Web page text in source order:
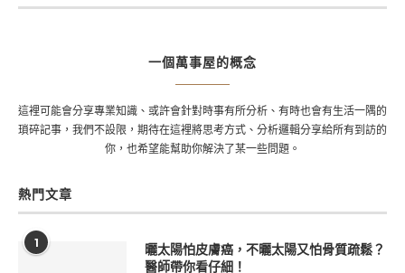
一個萬事屋的概念
這裡可能會分享專業知識、或許會針對時事有所分析、有時也會有生活一隅的
瑣碎記事，我們不設限，期待在這裡將思考方式、分析邏輯分享給所有到訪的
你，也希望能幫助你解決了某一些問題。
熱門文章
1
曬太陽怕皮膚癌，不曬太陽又怕骨質疏鬆？
醫師帶你看仔細！